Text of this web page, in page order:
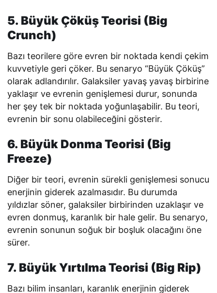
5. Büyük Çöküş Teorisi (Big
Crunch)
Bazı teorilere göre evren bir noktada kendi çekim
kuvvetiyle geri çöker. Bu senaryo “Büyük Çöküş”
olarak adlandırılır. Galaksiler yavaş yavaş birbirine
yaklaşır ve evrenin genişlemesi durur, sonunda
her şey tek bir noktada yoğunlaşabilir. Bu teori,
evrenin bir sonu olabileceğini gösterir.
6. Büyük Donma Teorisi (Big
Freeze)
Diğer bir teori, evrenin sürekli genişlemesi sonucu
enerjinin giderek azalmasıdır. Bu durumda
yıldızlar söner, galaksiler birbirinden uzaklaşır ve
evren donmuş, karanlık bir hale gelir. Bu senaryo,
evrenin sonunun soğuk bir boşluk olacağını öne
sürer.
7. Büyük Yırtılma Teorisi (Big Rip)
Bazı bilim insanları, karanlık enerjinin giderek